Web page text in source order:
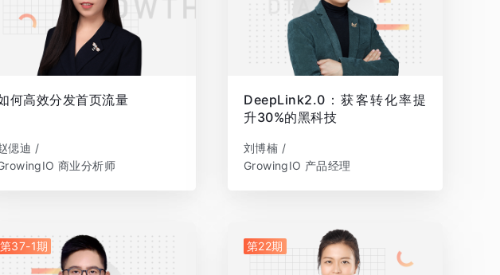
何高效分发首页流量
偲迪 /
商业分析师
DeepLink2.0：获客转化率提
升30%的黑科技
刘博楠 /
GrowingIO 产品经理
第37-1期 第22期